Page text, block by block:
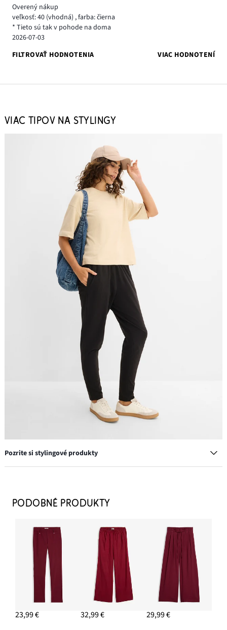
Overený nákup
veľkosť: 40 (vhodná) ,farba: čierna
* Tieto sú tak v pohode na doma
2026-07-03
FILTROVAŤ HODNOTENIA
VIAC HODNOTENÍ
VIAC TIPOV NA STYLINGY
Pozrite si stylingové produkty
Tenisky retro
24,99 €
PRIDAŤ DO KOŠÍKA
Šiltovka s výšivkou
PRIDAŤ DO KOŠÍKA
PODOBNÉ PRODUKTY
23,99 € 32,99 € 29,99 €